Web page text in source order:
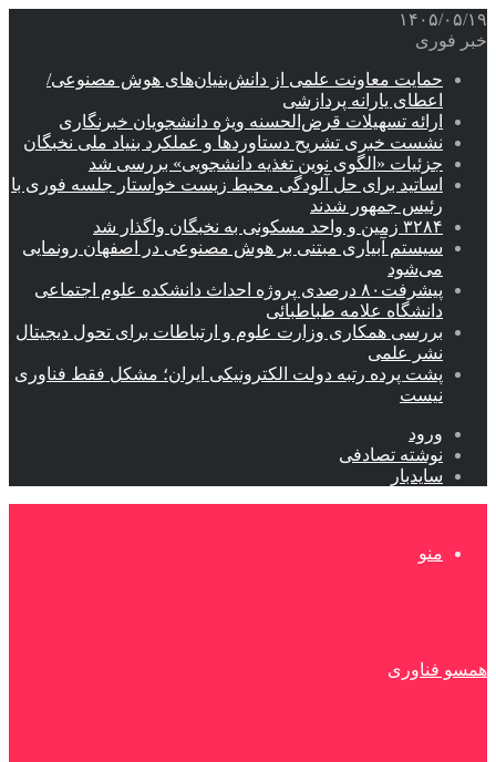
۱۴۰۵/۰۵/۱۹
خبر فوری
حمایت معاونت علمی از دانش‌بنیان‌های هوش مصنوعی/
اعطای یارانه پردازشی
ارائه تسهیلات قرض‌الحسنه ویژه دانشجویان خبرنگاری
نشست خبری تشریح دستاوردها و عملکرد بنیاد ملی نخبگان
جزئیات «الگوی نوین تغذیه دانشجویی» بررسی شد
اساتید برای حل آلودگی محیط زیست خواستار جلسه فوری با
رئیس جمهور شدند
۳۲۸۴ زمین و واحد مسکونی به نخبگان واگذار شد
سیستم آبیاری مبتنی بر هوش مصنوعی در اصفهان رونمایی
می‌شود
پیشرفت۸۰ درصدی پروژه احداث دانشکده علوم اجتماعی
دانشگاه علامه طباطبائی
بررسی همکاری وزارت علوم و ارتباطات برای تحول دیجیتال
نشر علمی
پشت پرده رتبه دولت الکترونیکی ایران؛ مشکل فقط فناوری
نیست
ورود
نوشته تصادفی
سایدبار
منو
همسو فناوری